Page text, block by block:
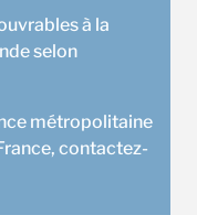
à la
selon
métropolitaine
contactez-